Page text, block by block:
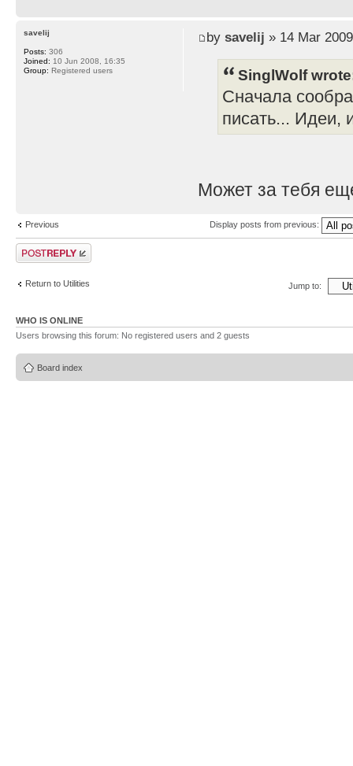
by savelij » 14 Mar
SinglWolf
Сначала
писать... Идеи,
Может за тебя
savelij
Posts: 306
Joined: 10 Jun 2008, 16:35
Group: Registered users
Previous Display posts from previous:
Post a reply
Return to Utilities Jump to:
WHO IS ONLINE
Users browsing this forum: No registered users and 2 guests
Board index